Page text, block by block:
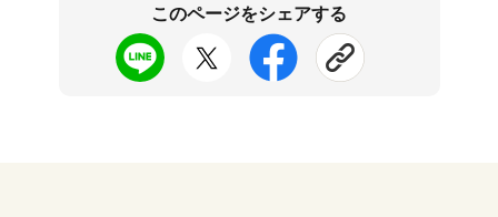
このページをシェアする